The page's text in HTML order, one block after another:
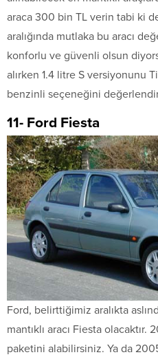
araca 300 bin TL verin tabi ki
aralığında mutlaka bu aracı
konforlu ve güvenli olsun
alırken 1.4 litre S versiyonunu
benzinli seçeneğini
11- Ford Fiesta
Ford, belirttiğimiz aralıkta
mantıklı aracı Fiesta
paketini alabilirsiniz. Ya da